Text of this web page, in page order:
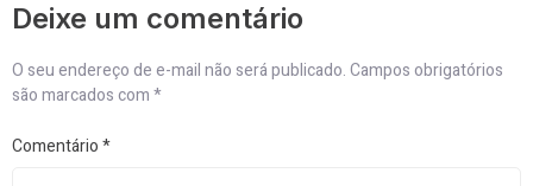
Deixe um comentário
O seu endereço de e-mail não será publicado.Campos obrigatórios
são marcados com*
Comentário*